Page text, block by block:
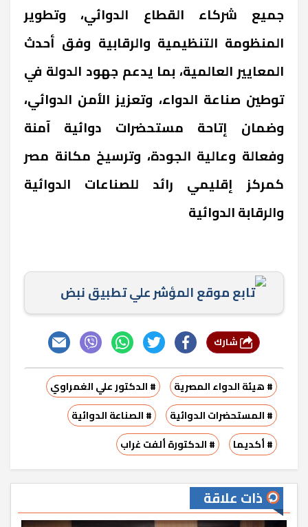
جميع شركاء القطاع الدوائي، وتطوير
المنظومة التنظيمية والرقابية وفق أحدث
المعايير العالمية، بما يدعم جهود الدولة في
توطين صناعة الدواء، وتعزيز الأمن الدوائي،
وضمان إتاحة مستحضرات دوائية آمنة
وفعالة وعالية الجودة، وترسيخ مكانة مصر
كمركز إقليمي رائد للصناعات الدوائية
والرقابة الدوائية
تابع موقع المؤشر علي تطبيق نبض
# هيئة الدواء المصرية
# الدكتور علي الغمراوي
# المستحضرات الدوائية
# الصناعة الدوائية
# أكديما
# الدكتورة ألفت غراب
ذات علاقة